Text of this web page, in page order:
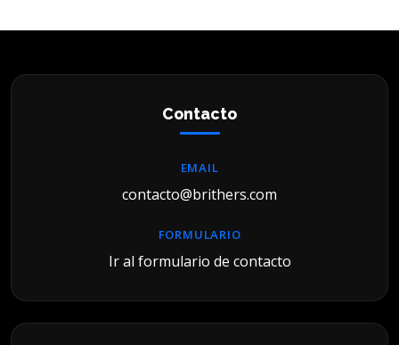
Contacto
EMAIL
contacto@brithers.com
FORMULARIO
Ir al formulario de contacto